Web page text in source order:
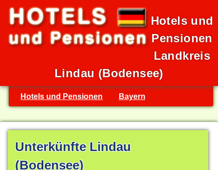
Hotels und
Pensionen
Landkreis
Lindau (Bodensee)
Hotels und Pensionen Bayern
Unterkünfte Lindau
(Bodensee)